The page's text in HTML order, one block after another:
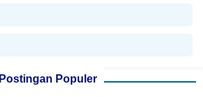
Postingan Populer